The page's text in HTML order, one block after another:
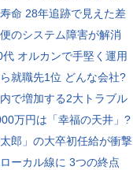
命 28年追跡で見えた差
のシステム障害が解消
オルカンで手堅く運用
就職先1位 どんな会社?
で増加する2大トラブル
万円は「幸福の天井」?
太郎」の大卒初任給が衝撃
ーカル線に 3つの終点